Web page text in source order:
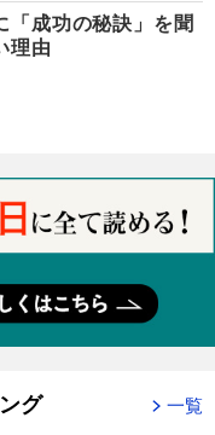
「成功の秘訣」を聞
理由
グ 一覧